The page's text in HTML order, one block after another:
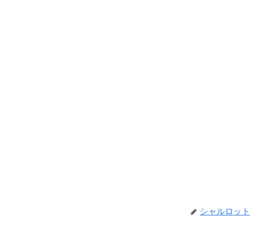
シャルロット